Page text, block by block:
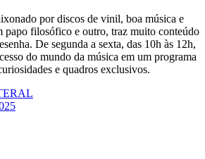
por discos de vinil, boa música e
papo filosófico e outro, traz muito conteúdo
De segunda a sexta, das 10h às 12h,
do mundo da música em um programa
e quadros exclusivos.